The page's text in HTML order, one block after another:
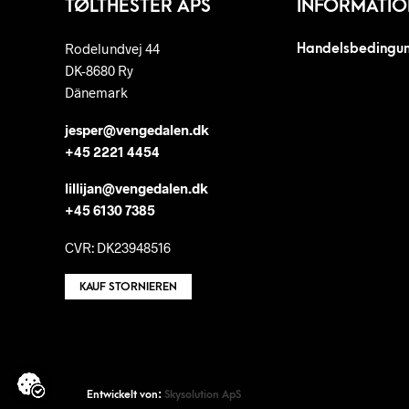
TØLTHESTER APS
Rodelundvej 44
DK-8680 Ry
Dänemark
jesper@vengedalen.dk
+45 2221 4454
lillijan@vengedalen.dk
+45 6130 7385
CVR: DK23948516
KAUF STORNIEREN
Entwickelt von: Skysolution ApS